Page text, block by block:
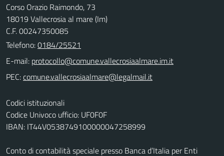
Corso Orazio Raimondo, 73
18019 Vallecrosia al mare (Im)
C.F. 00247350085
Telefono:0184/25521
E-mail:
PEC:
Codici istituzionali
Codice Univoco ufficio: UF0F0F
IBAN: IT44V0538749100000047258999
Conto di contabilità speciale presso Banca d’Italia per Enti